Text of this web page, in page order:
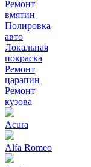
Ремонт
вмятин
Полировка
авто
Локальная
покраска
Ремонт
царапин
Ремонт
кузова
Acura
Alfa Romeo